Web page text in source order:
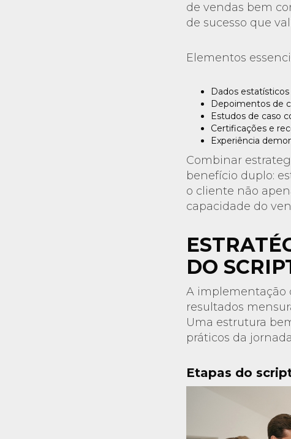
de vendas bem
de sucesso que
Elementos
Dados
Depoimentos de
Estudos de caso
Certificações e
Experiência
Combinar
benefício duplo:
o cliente não
capacidade do
DO
A implementação
resultados
Uma estrutura
práticos da
Etapas do